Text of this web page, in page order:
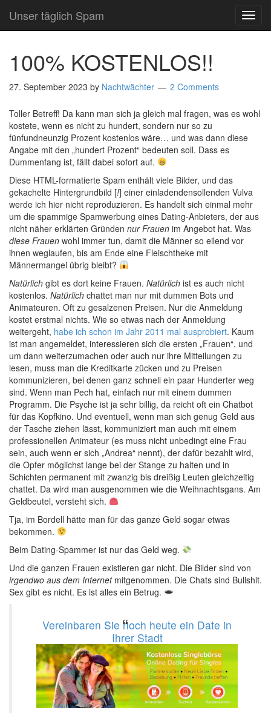
Unser täglich Spam
100% KOSTENLOS!!
27. September 2023 by Nachtwächter 2 Comments
Toller Betreff! Da kann man sich ja gleich mal fragen, was es wohl
kostete, wenn es nicht zu hundert, sondern nur so zu
fünfundneunzig Prozent kostenlos wäre… und was dann diese
Angabe mit den „hundert Prozent“ bedeuten soll. Dass es
Dummenfang ist, fällt dabei sofort auf.
Diese HTML-formatierte Spam enthält viele Bilder, und das
gekachelte Hintergrundbild [!] einer einladendensollenden Vulva
werde ich hier nicht reproduzieren. Es handelt sich einmal mehr
um die spammige Spamwerbung eines Dating-Anbieters, der aus
nicht näher erklärten Gründen nur Frauen im Angebot hat. Was
diese Frauen wohl immer tun, damit die Männer so eilend vor
ihnen weglaufen, bis am Ende eine Fleischtheke mit
Männermangel übrig bleibt?
Natürlich gibt es dort keine Frauen. Natürlich ist es auch nicht
kostenlos. Natürlich chattet man nur mit dummen Bots und
Animateuren. Oft zu gesalzenen Preisen. Nur die Anmeldung
kostet erstmal nichts. Wie so etwas nach der Anmeldung
weitergeht, habe ich schon im Jahr 2011 mal ausprobiert. Kaum
ist man angemeldet, interessieren sich die ersten „Frauen“, und
um dann weiterzumachen oder auch nur ihre Mitteilungen zu
lesen, muss man die Kreditkarte zücken und zu Preisen
kommunizieren, bei denen ganz schnell ein paar Hunderter weg
sind. Wenn man Pech hat, einfach nur mit einem dummen
Programm. Die Psyche ist ja sehr billig, da reicht oft ein Chatbot
für das Kopfkino. Und eventuell, wenn man sich genug Geld aus
der Tasche ziehen lässt, kommuniziert man auch mit einem
professionellen Animateur (es muss nicht unbedingt eine Frau
sein, auch wenn er sich „Andrea“ nennt), der dafür bezahlt wird,
die Opfer möglichst lange bei der Stange zu halten und in
Schichten permanent mit zwanzig bis dreißig Leuten gleichzeitig
chattet. Da wird man ausgenommen wie die Weihnachtsgans. Am
Geldbeutel, versteht sich.
Tja, im Bordell hätte man für das ganze Geld sogar etwas
bekommen.
Beim Dating-Spammer ist nur das Geld weg.
Und die ganzen Frauen existieren gar nicht. Die Bilder sind von
irgendwo aus dem Internetmitgenommen. Die Chats sind Bullshit.
Sex gibt es nicht. Es ist alles ein Betrug.
Vereinbaren Sie noch heute ein Date in
Ihrer Stadt